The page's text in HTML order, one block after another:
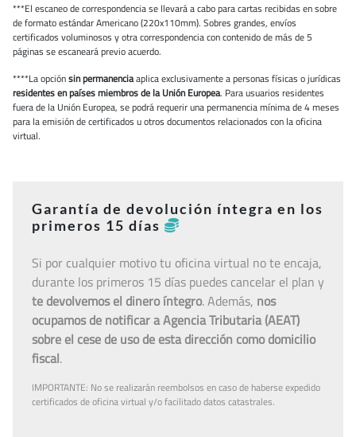
***El escaneo de correspondencia se llevará a cabo para cartas recibidas en sobre
de formato estándar Americano (220x110mm). Sobres grandes, envíos
certificados voluminosos y otra correspondencia con contenido de más de 5
páginas se escaneará previo acuerdo.
****La opciónsin permanenciaaplica exclusivamente a personas físicas o jurídicas
residentes en países miembros de la Unión Europea. Para usuarios residentes
fuera de la Unión Europea, se podrá requerir una permanencia mínima de 4 meses
para la emisión de certificados u otros documentos relacionados con la oficina
virtual.
Garantía de devolución íntegra en los
primeros 15 días
Si por cualquier motivo tu oficina virtual no te encaja,
durante los primeros 15 días puedes cancelar el plan y
te devolvemos el dinero íntegro. Además, nos
ocupamos de notificar a Agencia Tributaria (AEAT)
sobre el cese de uso de esta dirección como domicilio
fiscal.
IMPORTANTE: No se realizarán reembolsos en caso de haberse expedido
certificados de oficina virtual y/o facilitado datos catastrales.